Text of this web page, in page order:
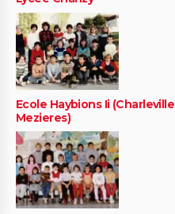
Ecole Haybions Ii (Charleville
Mezieres)